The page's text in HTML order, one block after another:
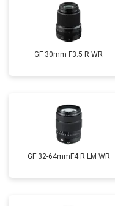
GF 30mm F3.5 R WR
GF 32-64mmF4 R LM WR